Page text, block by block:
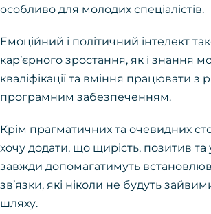
особливо для молодих спеціалістів.
Емоційний і політичний інтелект
кар’єрного зростання, як і знання
кваліфікації та вміння працювати з
програмним забезпеченням.
Крім прагматичних та очевидних
хочу додати, що щирість, позитив та
завжди допомагатимуть
зв’язки, які ніколи не будуть
шляху.